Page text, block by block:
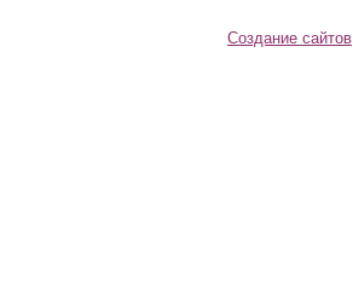
Создание сайтов